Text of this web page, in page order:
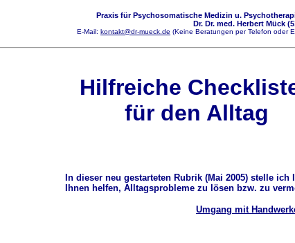
Praxis für Psychosomatische Medizin u.
Dr. Dr. med. Herbert Mück
E-Mail: kontakt@dr-mueck.de (Keine Beratungen per Telefon oder
Hilfreiche
für den Alltag
In dieser neu gestarteten Rubrik (Mai 2005) stelle
Ihnen helfen, Alltagsprobleme zu lösen bzw. zu
Umgang mit